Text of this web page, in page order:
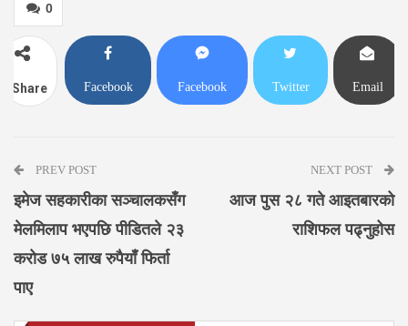
0
Share Facebook Facebook Twitter Email
PREV POST
इमेज सहकारीका सञ्चालकसँग
मेलमिलाप भएपछि पीडितले २३
करोड ७५ लाख रुपैयाँ फिर्ता
पाए
NEXT POST
आज पुस २८ गते आइतबारको
राशिफल पढ्नुहोस